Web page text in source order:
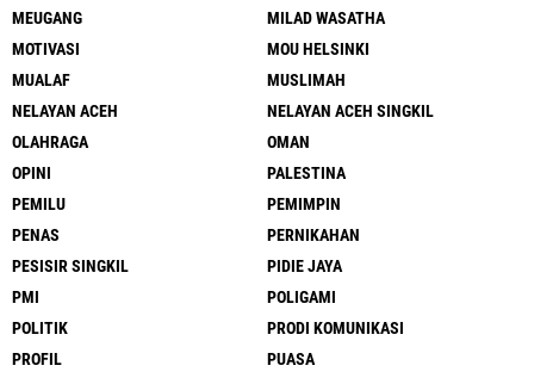
MEUGANG
MILAD WASATHA
MOTIVASI
MOU HELSINKI
MUALAF
MUSLIMAH
NELAYAN ACEH
NELAYAN ACEH SINGKIL
OLAHRAGA
OMAN
OPINI
PALESTINA
PEMILU
PEMIMPIN
PENAS
PERNIKAHAN
PESISIR SINGKIL
PIDIE JAYA
PMI
POLIGAMI
POLITIK
PRODI KOMUNIKASI
PROFIL
PUASA